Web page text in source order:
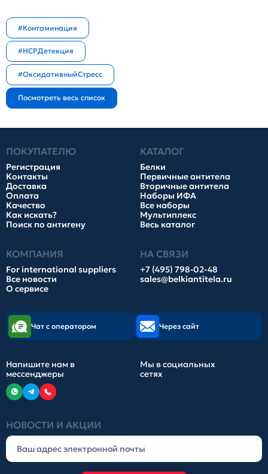
#Контаминация
#HCPДетекция
#ОксидативныйСтресс
ПОКУПАТЕЛЮ
Регистрация
Контакты
Доставка
Оплата
Качество
Как искать?
Поиск по антигену
КАТАЛОГ
Белки
Первичные антитела
Вторичные антитела
Наборы ИФА
Все наборы
Мультиплекс
Весь каталог
КОМПАНИЯ
For international suppliers
Все новости
О сервисе
НА СВЯЗИ
+7 (495) 798-02-48
sales@belkiantitela.ru
НОВОСТИ И АКЦИИ
Чат с оператором Через сайт
Напишите нам в
мессенджеры
Мы в социальных
сетях